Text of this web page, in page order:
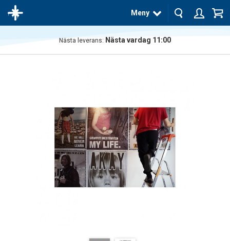
Meny
Nästa leverans: Nästa vardag 11:00